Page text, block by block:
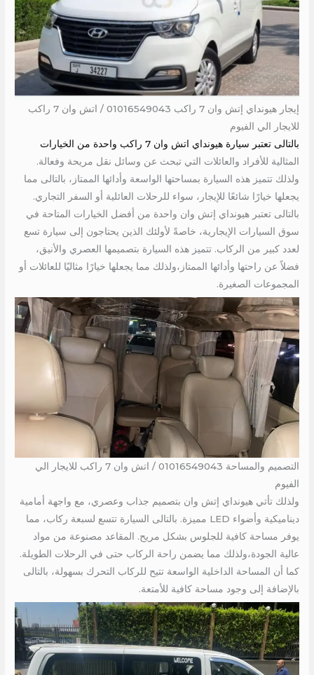
إيجار هيونداي إتش وان 7 راكب 01016549043 / اتش وان 7 راكب
للايجار الي الفيوم
بالتالى تعتبر سيارة هيونداي اتش وان 7 راكب واحدة من الخيارات
المثالية للأفراد والعائلات التي تبحث عن وسائل نقل مريحة وفعالة.
ولذلك تتميز هذه السيارة بمساحتها الواسعة وأدائها الممتاز، بالتالى مما
يجعلها خيارًا شائعًا للإيجار، سواء للرحلات العائلية أو السفر التجاري.
بالتالى تعتبر هيونداي إتش وان واحدة من أفضل الخيارات المتاحة في
سوق السيارات الإيجارية، خاصةً لأولئك الذين يحتاجون إلى سيارة تسع
لعدد كبير من الركاب. تتميز هذه السيارة بتصميمها العصري والأنيق،
فضلاً عن راحتها وأدائها الممتاز،ولذلك مما يجعلها خيارًا مثاليًا للعائلات أو
المجموعات الصغيرة.
التصميم والمساحة 01016549043 / اتش وان 7 راكب للايجار الي
الفيوم
ولذلك تأتي هيونداي إتش وان بتصميم جذاب وعصري، مع واجهة أمامية
ديناميكية وأضواء LED مميزة. بالتالى السيارة تتسع لسبعة ركاب، مما
يوفر مساحة كافية للجلوس بشكل مريح. المقاعد مصنوعة من مواد
عالية الجودة،ولذلك مما يضمن راحة الركاب حتى في الرحلات الطويلة.
كما أن المساحة الداخلية الواسعة تتيح للركاب التحرك بسهولة، بالتالى
بالإضافة إلى وجود مساحة كافية للأمتعة.